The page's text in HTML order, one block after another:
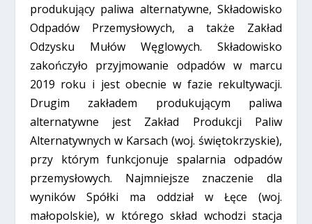
produkujący paliwa alternatywne, Składowisko
Odpadów Przemysłowych, a także Zakład
Odzysku Mułów Węglowych. Składowisko
zakończyło przyjmowanie odpadów w marcu
2019 roku i jest obecnie w fazie rekultywacji.
Drugim zakładem produkującym paliwa
alternatywne jest Zakład Produkcji Paliw
Alternatywnych w Karsach (woj. świętokrzyskie),
przy którym funkcjonuje spalarnia odpadów
przemysłowych. Najmniejsze znaczenie dla
wyników Spółki ma oddział w Łęce (woj.
małopolskie), w którego skład wchodzi stacja